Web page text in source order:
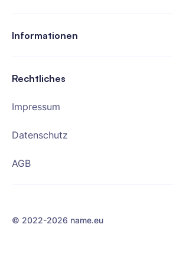
Informationen
Rechtliches
Impressum
Datenschutz
AGB
© 2022-2026 name.eu